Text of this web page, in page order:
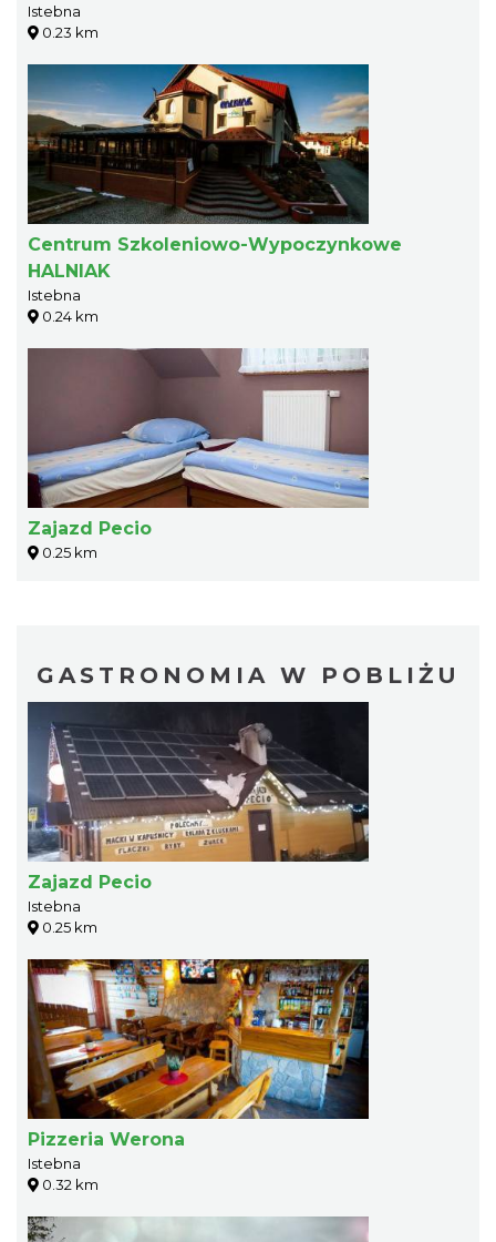
Istebna
0.23 km
Centrum Szkoleniowo-Wypoczynkowe
HALNIAK
Istebna
0.24 km
Zajazd Pecio
0.25 km
GASTRONOMIA W POBLIŻU
Zajazd Pecio
Istebna
0.25 km
Pizzeria Werona
Istebna
0.32 km